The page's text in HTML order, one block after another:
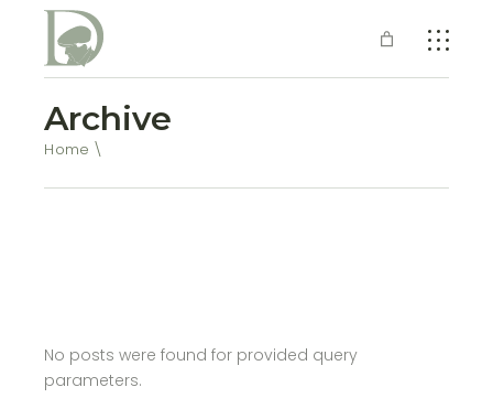
Archive
Home
No posts were found for provided query
parameters.